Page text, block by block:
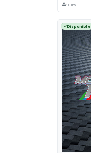
10 inv.
Disponible